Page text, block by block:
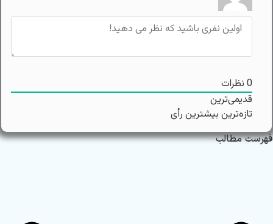
0 نظرات
قدیمی‌ترین
تازه‌ترین بیشترین رأی
فهرست مطالب